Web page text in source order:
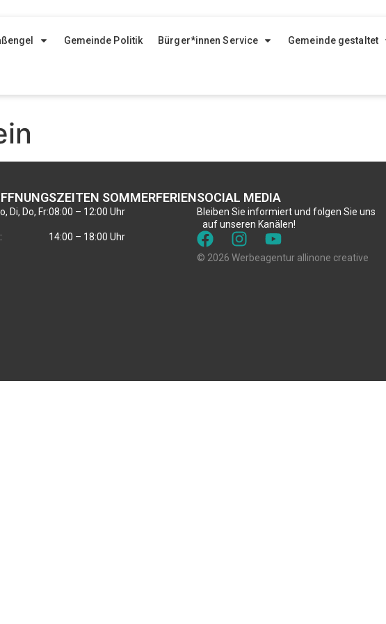
Gemeinde Politik Bürger*innen Service Gemeinde gestaltet
SOMMERFERIEN
Di, Do, Fr:08:00 – 12:00 Uhr
14:00 – 18:00 Uhr
SOCIAL MEDIA
Bleiben Sie informiert und folgen Sie uns
auf unseren Kanälen!
© 2026 Werbeagentur allinone creative